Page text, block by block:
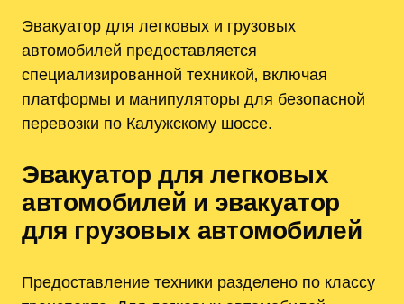
Эвакуатор для легковых и грузовых
автомобилей предоставляется
специализированной техникой‚ включая
платформы и манипуляторы для безопасной
перевозки по Калужскому шоссе.
Эвакуатор для легковых
автомобилей и эвакуатор
для грузовых автомобилей
Предоставление техники разделено по классу